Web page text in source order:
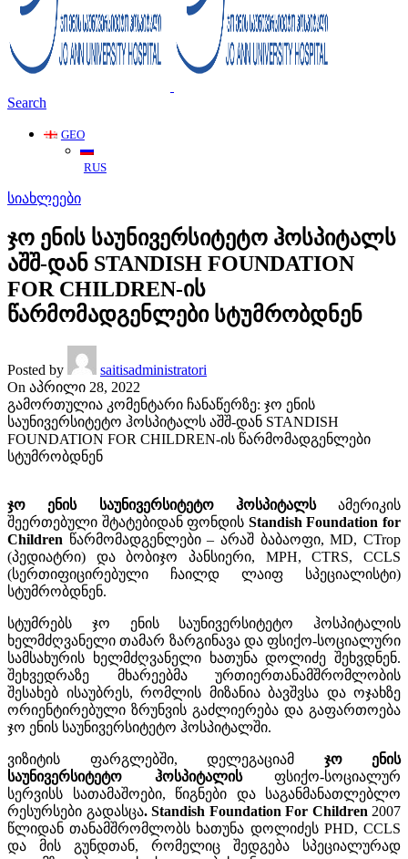
Search
GEO
RUS
სიახლეები
ჯო ენის საუნივერსიტეტო ჰოსპიტალს
აშშ-დან STANDISH FOUNDATION
FOR CHILDREN-ის
წარმომადგენლები სტუმრობდნენ
Posted by
saitisadministratori
On აპრილი 28, 2022
გამორთულია კომენტარი ჩანაწერზე: ჯო ენის
საუნივერსიტეტო ჰოსპიტალს აშშ-დან STANDISH
FOUNDATION FOR CHILDREN-ის წარმომადგენლები
სტუმრობდნენ
ჯო ენის საუნივერსიტეტო ჰოსპიტალსამერიკის
შეერთებული შტატებიდან ფონდის Standish Foundation for
Children წარმომადგენლები – არაშ ბაბაოფი, MD, CTrop
(პედიატრი) და ბობიჯო პანსიერი, MPH, CTRS, CCLS
(სერთიფიცირებული ჩაილდ ლაიფ სპეციალისტი)
სტუმრობდნენ.
სტუმრებს ჯო ენის საუნივერსიტეტო ჰოსპიტალის
ხელმძღვანელი თამარ ზარგინავა და ფსიქო-სოციალური
სამსახურის ხელმძღვანელი ხათუნა დოლიძე შეხვდნენ.
შეხვედრაზე მხარეებმა ურთიერთანამშრომლობის
შესახებ ისაუბრეს, რომლის მიზანია ბავშვსა და ოჯახზე
ორიენტირებული ზრუნვის გაძლიერება და გაფართოება
ჯო ენის საუნივერსიტეტო ჰოსპიტალში.
ვიზიტის ფარგლებში, დელეგაციამ ჯო ენის
საუნივერსიტეტო ჰოსპიტალისფსიქო-სოციალურ
სერვისს სათამაშოები, წიგნები და საგანმანათლებლო
რესურსები გადასცა. Standish Foundation For Children 2007
წლიდან თანამშრომლობს ხათუნა დოლიძეს PHD, CCLS
და მის გუნდთან, რომელიც შედგება სპეციალურად